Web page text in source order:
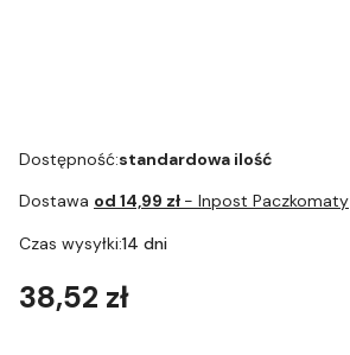
Dostępność:standardowa ilość
Dostawa od 14,99 zł - Inpost Paczkomaty
Czas wysyłki:14 dni
Cena
38,52 zł